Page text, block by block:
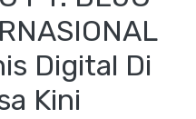
Digital Di
Kini